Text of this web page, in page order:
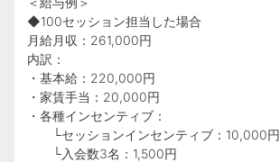
◆100セッション担当した場合
月給月収：261,000円
内訳：
・基本給：220,000円
・家賃手当：20,000円
・各種インセンティブ：
└セッションインセンティブ：10,000円
└入会数3名：1,500円